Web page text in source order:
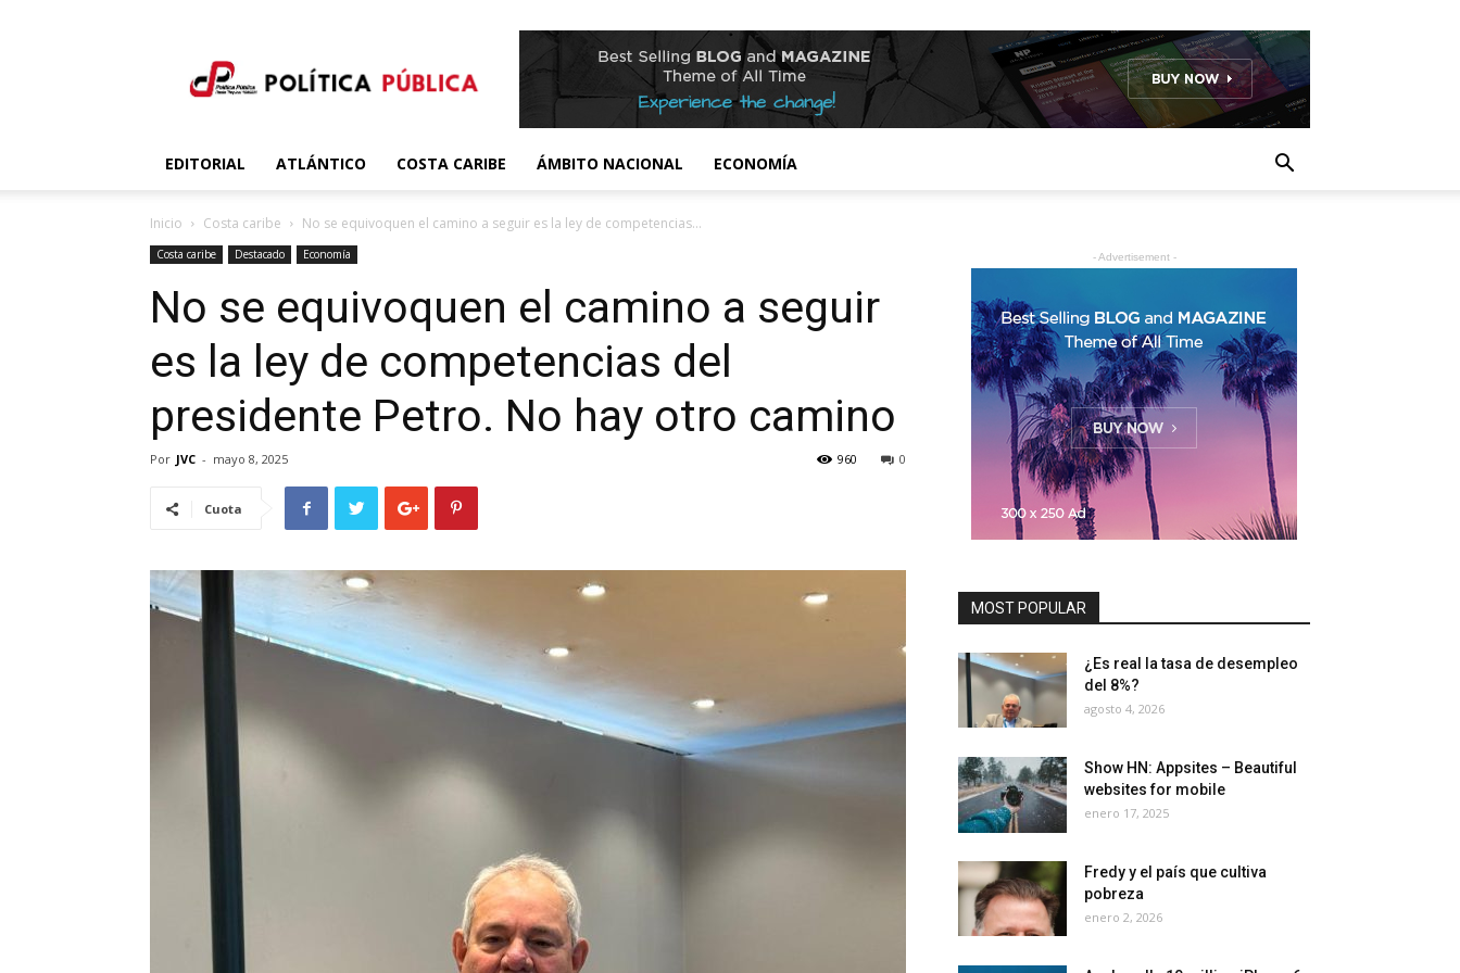
Publica
EDITORIAL ATLÁNTICO COSTA CARIBE ÁMBITO NACIONAL ECONOMÍA
Inicio Costa caribe No se equivoquen el camino a seguir es la ley de competencias...
Costa caribe Destacado Economía
No se equivoquen el camino a seguir
es la ley de competencias del
presidente Petro. No hay otro camino
Por JVC - mayo 8, 2025 0
960
Cuota
- Advertisement -
MOST POPULAR
¿Es real la tasa de desempleo
del 8%?
agosto 4, 2026
Show HN: Appsites – Beautiful
websites for mobile
enero 17, 2025
Fredy y el país que cultiva
pobreza
enero 2, 2026